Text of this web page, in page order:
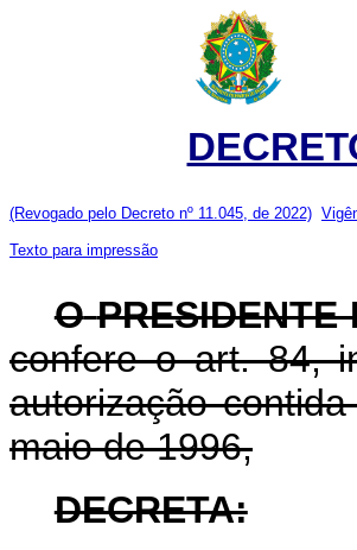
(Revogado pelo Decreto nº 11.045, de 2022)
Texto para impressão
O PRESIDENTE
confere o art. 84,
autorização
maio de 1996,
DECRETA: